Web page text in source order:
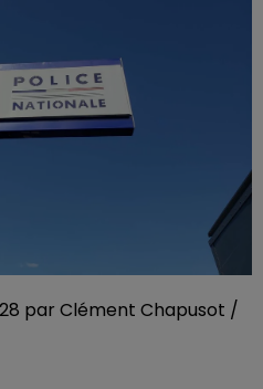
par Clément Chapusot /